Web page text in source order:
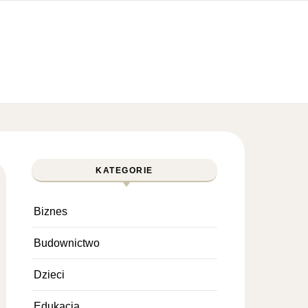
KATEGORIE
Biznes
Budownictwo
Dzieci